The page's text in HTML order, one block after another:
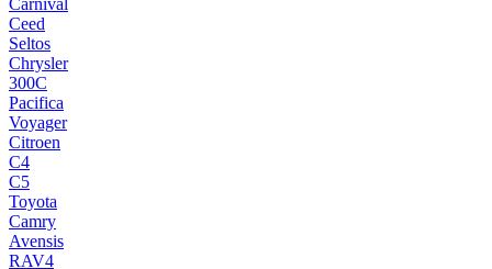
Carnival
Ceed
Seltos
Chrysler
300C
Pacifica
Voyager
Citroen
C4
C5
Toyota
Camry
Avensis
RAV4